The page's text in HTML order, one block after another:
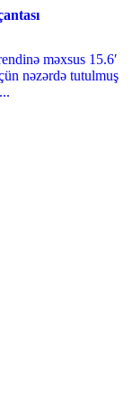
məxsus 15.6′
nəzərdə tutulmuş